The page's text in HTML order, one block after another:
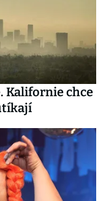
Kalifornie chce